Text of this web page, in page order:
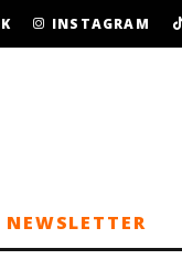
INSTAGRAM
NEWSLETTER